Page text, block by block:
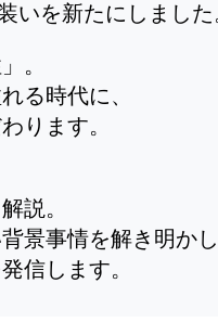
いを新たにしました
。
る時代に、
ります。
説。
景事情を解き明かし
信します。